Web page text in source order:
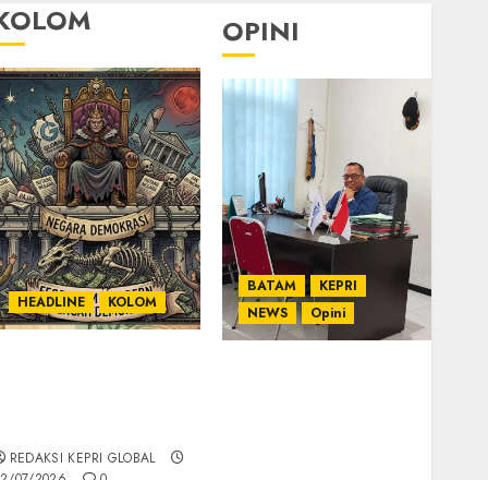
HEADLINE KOLOM
REDAKSI KEPRI GLOBAL
OPINI
BATAM
KEPRI
NEWS
Opini